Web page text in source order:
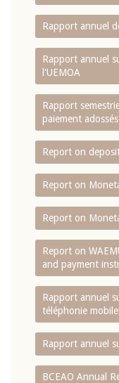
Rapport annuel
Rapport annuel
l'UEMOA
Rapport
paiement
Report on
Report on
Report on
Report on
and payment
Rapport annuel
téléphonie mobile
Rapport annuel
BCEAO Annual